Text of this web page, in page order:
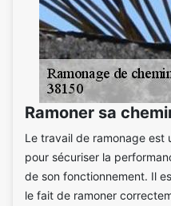
Ramoner sa
Le travail de ramonage est
pour sécuriser la
de son fonctionnement. Il
le fait de ramoner